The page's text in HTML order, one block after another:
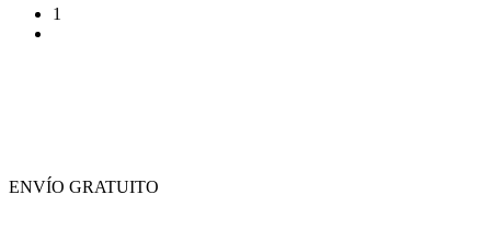
1
ENVÍO GRATUITO